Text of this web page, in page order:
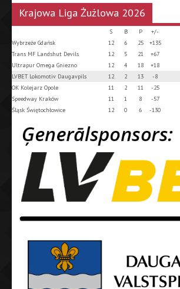
Krajowa Liga Żużlowa 2026
S B P
+/-
Wybrzeże Gdańsk
12 6 25
+135
Trans MF Landshut Devils
12 5 21
+67
Ultrapur Omega Gniezno
12 4 18
+18
LVBET Lokomotiv Daugavpils
12 2 13
-8
OK Kolejarz Opole
11 2 11
-25
Speedway Kraków
11 1 8
-57
Śląsk Świętochłowice
12 0 6 -130